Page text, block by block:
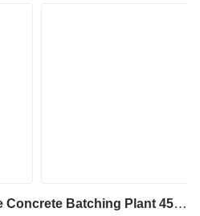
Constmach Small Mobile Concrete Batching Plant 45 m3/h